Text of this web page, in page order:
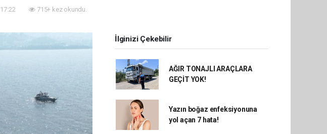
715+ kez okundu.
İlginizi Çekebilir
AĞIR TONAJLI ARAÇLARA
GEÇİT YOK!
Yazın boğaz enfeksiyonuna
yol açan 7 hata!